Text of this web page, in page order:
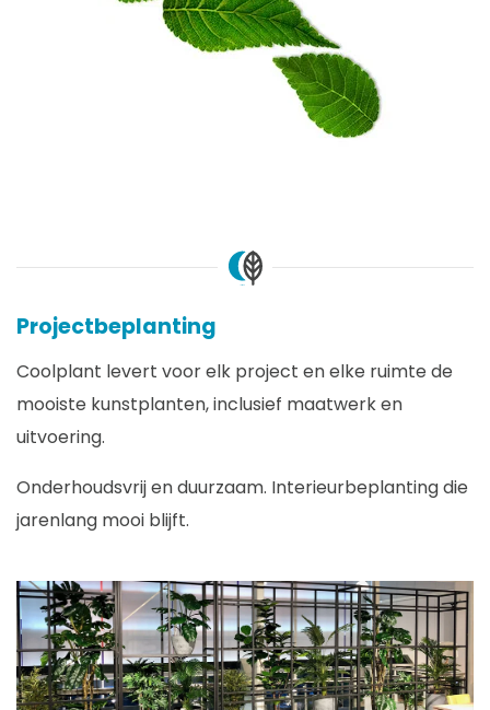
Projectbeplanting
Coolplant levert voor elk project en elke ruimte de
mooiste kunstplanten, inclusief maatwerk en
uitvoering.
Onderhoudsvrij en duurzaam. Interieurbeplanting die
jarenlang mooi blijft.